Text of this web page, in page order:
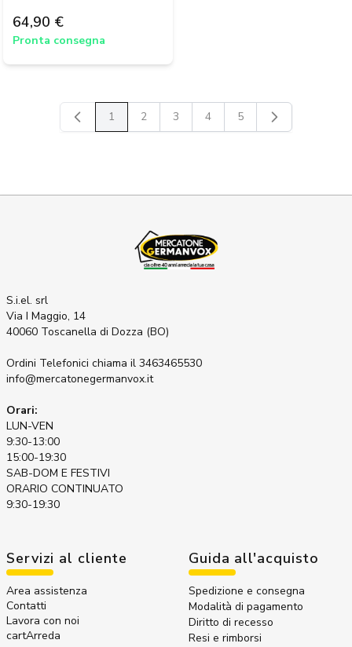
64,90 €
Pronta consegna
Attualmente stai leggendo la pagina
1 Pagina
2 Pagina
3 Pagina
4 Pagina
5
S.i.el. srl
Via I Maggio, 14
40060 Toscanella di Dozza (BO)
Ordini Telefonici chiama il 3463465530
info@mercatonegermanvox.it
Orari:
LUN-VEN
9:30-13:00
15:00-19:30
SAB-DOM E FESTIVI
ORARIO CONTINUATO
9:30-19:30
Servizi al cliente
Area assistenza
Contatti
Lavora con noi
cartArreda
Guida all'acquisto
Spedizione e consegna
Modalità di pagamento
Diritto di recesso
Resi e rimborsi